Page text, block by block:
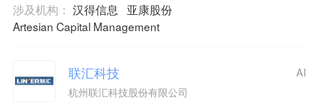
涉及机构： 汉得信息
亚康股份
Artesian Capital Management
联汇科技
杭州联汇科技股份有限公司
AI